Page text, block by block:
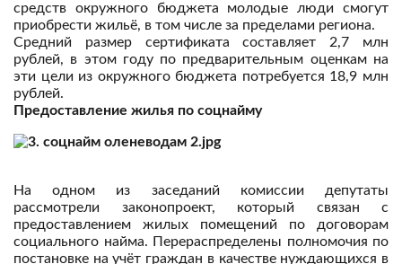
средств окружного бюджета молодые люди смогут
приобрести жильё, в том числе за пределами региона.
Средний размер сертификата составляет 2,7 млн
рублей, в этом году по предварительным оценкам на
эти цели из окружного бюджета потребуется 18,9 млн
рублей.
Предоставление жилья по соцнайму
На одном из заседаний комиссии депутаты
рассмотрели законопроект, который связан с
предоставлением жилых помещений по договорам
социального найма. Перераспределены полномочия по
постановке на учёт граждан в качестве нуждающихся в